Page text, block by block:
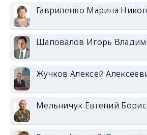
Гавриленко Марина
Шаповалов Игорь
Жучков Алексей
Мельничук Евгений